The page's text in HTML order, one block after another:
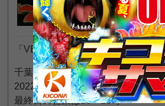
トロピ 一般2 位
2022年6月3日 9:23 AM
「VEGA八街店」
千葉県八街市 総武線沿いの小型店
2022年6月5日（日）閉店
最終日の営業は10～18時